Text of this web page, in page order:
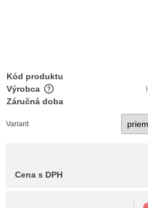
Kód produktu
Výrobca
Záručná doba
Variant
Cena s DPH